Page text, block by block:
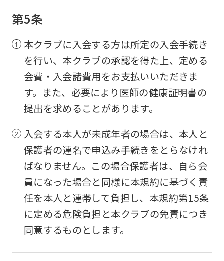
第5条
本クラブに入会する方は所定の入会手続き
を行い、本クラブの承認を得た上、定める
会費・入会諸費用をお支払いいただきま
す。また、必要により医師の健康証明書の
提出を求めることがあります。
入会する本人が未成年者の場合は、本人と
保護者の連名で申込み手続きをとらなけれ
ばなりません。この場合保護者は、自ら会
員になった場合と同様に本規約に基づく責
任を本人と連帯して負担し、本規約第15条
に定める危険負担と本クラブの免責につき
同意するものとします。